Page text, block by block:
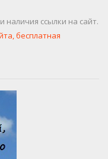
ссылки на сайт.